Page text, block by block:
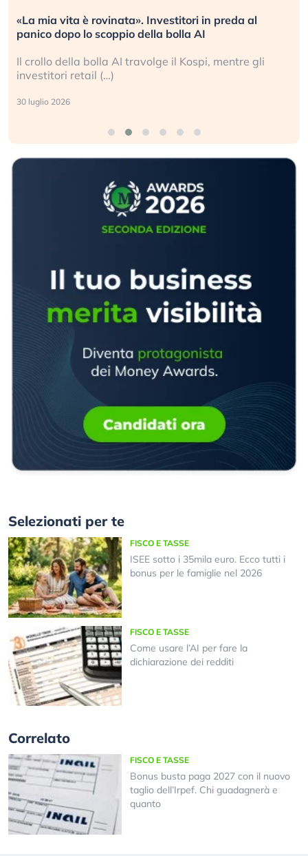
«La mia vita è rovinata». Investitori in preda al
panico dopo lo scoppio della bolla AI
Il crollo della bolla AI travolge il Kospi, mentre gli
investitori retail (…)
30 luglio 2026
Selezionati per te
FISCO E TASSE
ISEE sotto i 35mila euro. Ecco tutti i
bonus per le famiglie nel 2026
FISCO E TASSE
Come usare l’AI per fare la
dichiarazione dei redditi
Correlato
FISCO E TASSE
Bonus busta paga 2027 con il nuovo
taglio dell’Irpef. Chi guadagnerà e
quanto